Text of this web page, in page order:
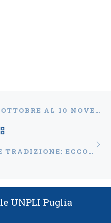
CORATO (BA): DAL 21 OTTOBRE AL 10 NOVEMBRE TORNA “SENTI CHE MURGIA!”
FEDE, ARTE, CULTURA E TRADIZIONE: ECCO IL PROGRAMMA DELLA JÒ A JÒ
UNPLI Puglia